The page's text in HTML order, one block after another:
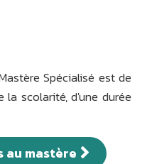
Spécialisé est de
la scolarité, d'une durée
au mastère